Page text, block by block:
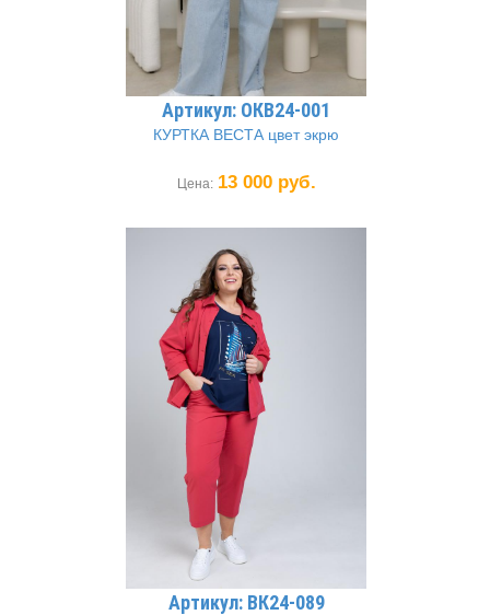
Артикул: ОКВ24-001
КУРТКА ВЕСТА цвет экрю
Цена: 13 000 руб.
Артикул: ВК24-089